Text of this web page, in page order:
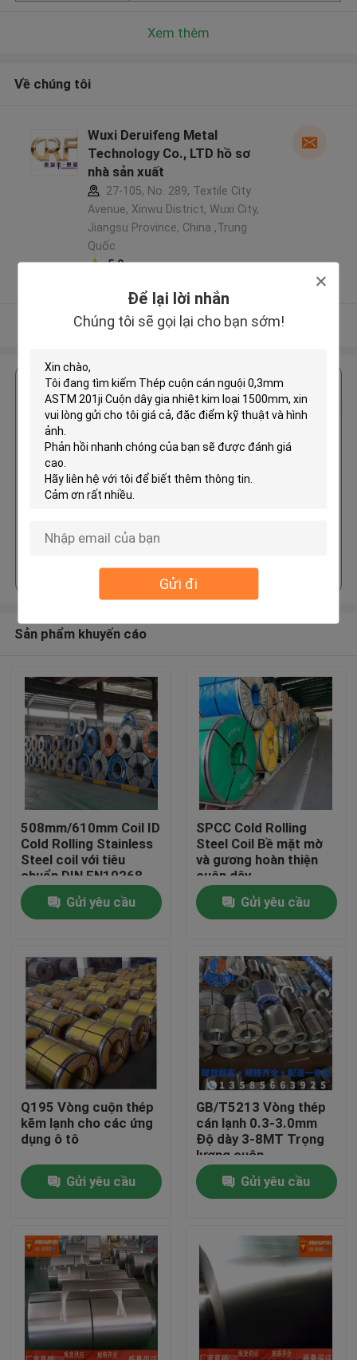
Để lại lời nhắn
Chúng tôi sẽ gọi lại cho bạn sớm!
Gửi đi
Nhà
Video
Về chúng tôi
Tham quan nhà máy
Kiểm soát chất lượng
Liên hệ chúng tôi
Yêu cầu báo giá
cuộn dây thép không gỉ
Thép cuộn cán nguội
Xem thêm
Về chúng tôi
Wuxi Deruifeng Metal
Technology Co., LTD hồ sơ
nhà sản xuất
27-105, No. 289, Textile City
Avenue, Xinwu District, Wuxi City,
Jiangsu Province, China ,Trung
Quốc
5.0
Xem thêm
Nhận giá tốt nhất cho
ASTM 201ji Cuộn dây gia nhiệt
kim loại 1500mm
Sản phẩm khuyến cáo
508mm/610mm Coil ID
Cold Rolling Stainless
Steel coil với tiêu
chuẩn DIN EN10268
Gửi yêu cầu
SPCC Cold Rolling
Steel Coil Bề mặt mờ
và gương hoàn thiện
cuộn dây
508mm/610mm
Gửi yêu cầu
Q195 Vòng cuộn thép
kẽm lạnh cho các ứng
dụng ô tô
Gửi yêu cầu
GB/T5213 Vòng thép
cán lạnh 0.3-3.0mm
Độ dày 3-8MT Trọng
lượng cuộn
Gửi yêu cầu